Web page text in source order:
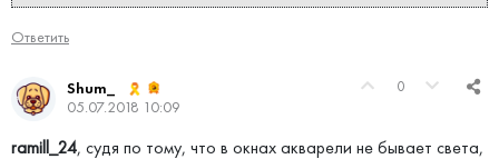
Ответить
0
Shum_
05.07.2018 10:09
ramill_24, судя по тому, что в окнах акварели не бывает света,